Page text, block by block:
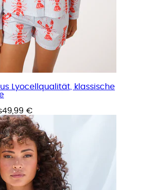
Lyocellqualität, klassische
49,99 €